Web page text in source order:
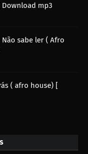
mp3
sabe ler ( Afro
( afro house) [